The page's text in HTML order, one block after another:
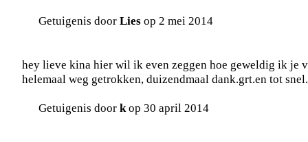
Getuigenis door Lies op 2 mei 2014
hey lieve kina hier wil ik even zeggen hoe geweldig ik je
helemaal weg getrokken, duizendmaal dank.grt.en tot
Getuigenis door kop 30 april 2014